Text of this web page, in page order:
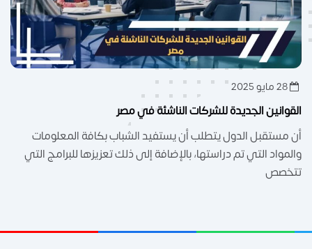
28 مايو 2025
القوانين الجديدة للشركات الناشئة في مصر
أن مستقبل الدول يتطلب أن يستفيد الشباب بكافة المعلومات
والمواد التي تم دراستها، بالإضافة إلى ذلك تعزيزها للبرامج التي
تتخصص